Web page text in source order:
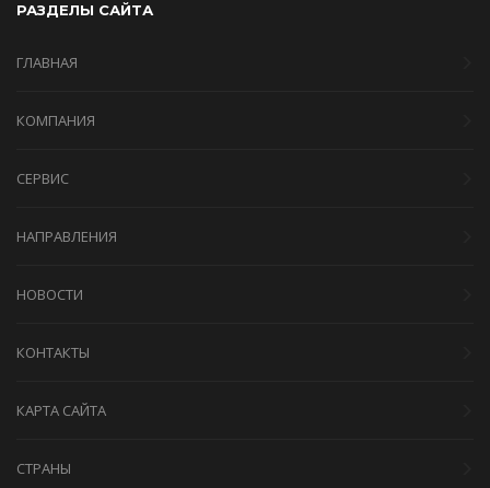
РАЗДЕЛЫ САЙТА
ГЛАВНАЯ
КОМПАНИЯ
СЕРВИС
НАПРАВЛЕНИЯ
НОВОСТИ
КОНТАКТЫ
КАРТА САЙТА
СТРАНЫ